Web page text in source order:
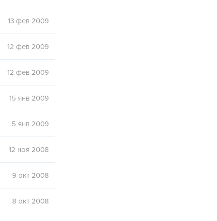
13 фев 2009
12 фев 2009
12 фев 2009
15 янв 2009
5 янв 2009
12 ноя 2008
9 окт 2008
8 окт 2008